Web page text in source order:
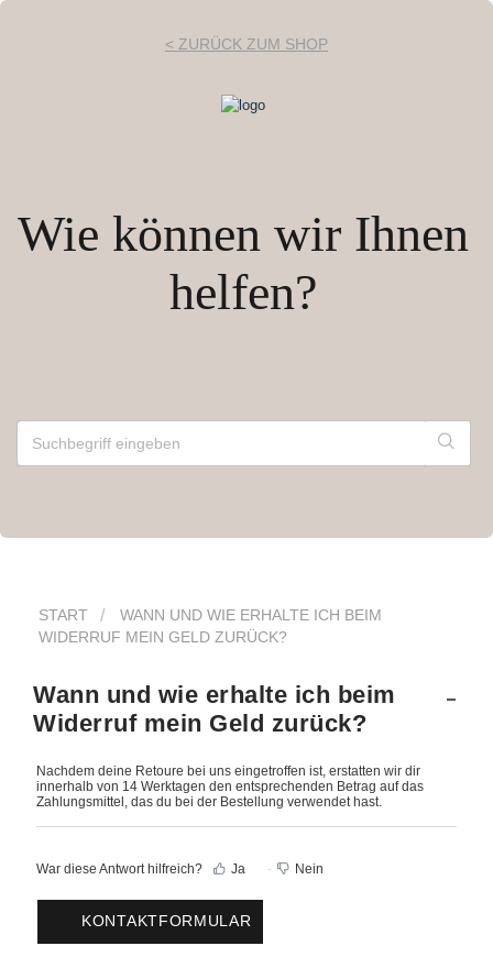
< ZURÜCK ZUM SHOP
Wie können wir Ihnen
helfen?
START
WANN UND WIE ERHALTE ICH BEIM
WIDERRUF MEIN GELD ZURÜCK?
Wann und wie erhalte ich beim
Widerruf mein Geld zurück?
Nachdem deine Retoure bei uns eingetroffen ist, erstatten wir dir
innerhalb von 14 Werktagen den entsprechenden Betrag auf das
Zahlungsmittel, das du bei der Bestellung verwendet hast.
War diese Antwort hilfreich? Ja Nein
KONTAKTFORMULAR